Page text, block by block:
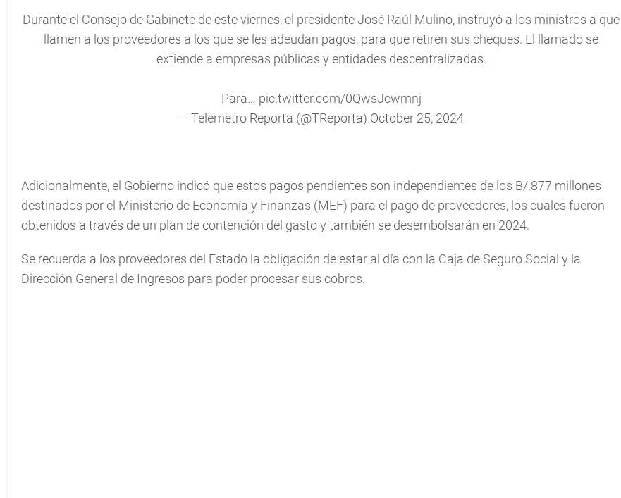
Durante el Consejo de Gabinete de este viernes, el presidente José Raúl Mulino, instruyó a los ministros a que
llamen a los proveedores a los que se les adeudan pagos, para que retiren sus cheques. El llamado se
extiende a empresas públicas y entidades descentralizadas.
Para… pic.twitter.com/0QwsJcwmnj
— Telemetro Reporta (@TReporta) October 25, 2024
Adicionalmente, el Gobierno indicó que estos pagos pendientes son independientes de los B/.877 millones
destinados por el Ministerio de Economía y Finanzas (MEF) para el pago de proveedores, los cuales fueron
obtenidos a través de un plan de contención del gasto y también se desembolsarán en 2024.
Se recuerda a los proveedores del Estado la obligación de estar al día con la Caja de Seguro Social y la
Dirección General de Ingresos para poder procesar sus cobros.